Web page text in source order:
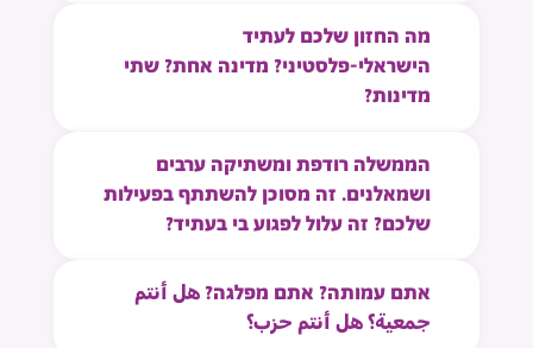
מה החזון שלכם לעתיד
הישראלי-פלסטיני? מדינה אחת? שתי
מדינות?
הממשלה רודפת ומשתיקה ערבים
ושמאלנים. זה מסוכן להשתתף בפעילות
שלכם? זה עלול לפגוע בי בעתיד?
אתם עמותה? אתם מפלגה? هل أنتم
جمعية؟ هل أنتم حزب؟